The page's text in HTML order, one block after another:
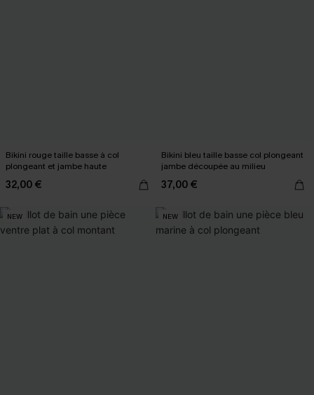
Bikini rouge taille basse à col
plongeant et jambe haute
32,00 €
Bikini bleu taille basse col plongeant
jambe découpée au milieu
37,00 €
NEW NEW